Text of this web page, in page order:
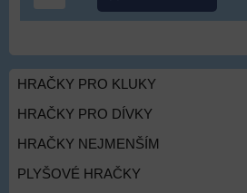
HRAČKY PRO KLUKY
HRAČKY PRO DÍVKY
HRAČKY NEJMENŠÍM
PLYŠOVÉ HRAČKY